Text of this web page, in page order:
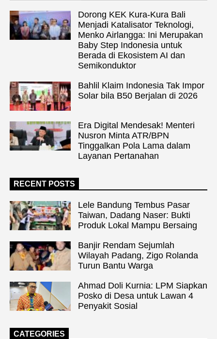
Dorong KEK Kura-Kura Bali
Menjadi Katalisator Teknologi,
Menko Airlangga: Ini Merupakan
Baby Step Indonesia untuk
Berada di Ekosistem AI dan
Semikonduktor
Bahlil Klaim Indonesia Tak Impor
Solar bila B50 Berjalan di 2026
Era Digital Mendesak! Menteri
Nusron Minta ATR/BPN
Tinggalkan Pola Lama dalam
Layanan Pertanahan
RECENT POSTS
Lele Bandung Tembus Pasar
Taiwan, Dadang Naser: Bukti
Produk Lokal Mampu Bersaing
Banjir Rendam Sejumlah
Wilayah Padang, Zigo Rolanda
Turun Bantu Warga
Ahmad Doli Kurnia: LPM Siapkan
Posko di Desa untuk Lawan 4
Penyakit Sosial
CATEGORIES